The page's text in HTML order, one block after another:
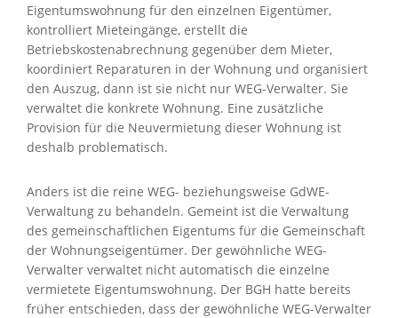
Eigentumswohnung für den einzelnen Eigentümer,
kontrolliert Mieteingänge, erstellt die
Betriebskostenabrechnung gegenüber dem Mieter,
koordiniert Reparaturen in der Wohnung und organisiert
den Auszug, dann ist sie nicht nur WEG-Verwalter. Sie
verwaltet die konkrete Wohnung. Eine zusätzliche
Provision für die Neuvermietung dieser Wohnung ist
deshalb problematisch.
Anders ist die reine WEG- beziehungsweise GdWE-
Verwaltung zu behandeln. Gemeint ist die Verwaltung
des gemeinschaftlichen Eigentums für die Gemeinschaft
der Wohnungseigentümer. Der gewöhnliche WEG-
Verwalter verwaltet nicht automatisch die einzelne
vermietete Eigentumswohnung. Der BGH hatte bereits
früher entschieden, dass der gewöhnliche WEG-Verwalter